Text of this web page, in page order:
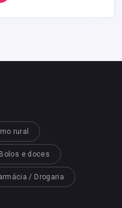
rural
Bolos e doces
/ Drogaria